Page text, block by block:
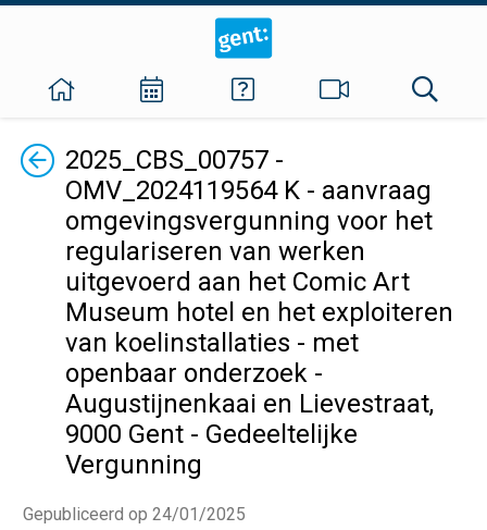
Terug2025_CBS_00757 -
OMV_2024119564 K - aanvraag
omgevingsvergunning voor het
regulariseren van werken
uitgevoerd aan het Comic Art
Museum hotel en het exploiteren
van koelinstallaties - met
openbaar onderzoek -
Augustijnenkaai en Lievestraat,
9000 Gent - Gedeeltelijke
Vergunning
Gepubliceerd op 24/01/2025